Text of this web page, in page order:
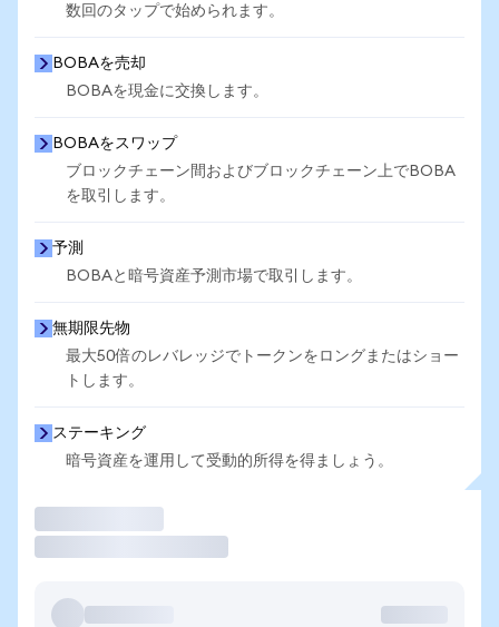
数回のタップで始められます。
BOBAを売却
BOBAを現金に交換します。
BOBAをスワップ
ブロックチェーン間およびブロックチェーン上でBOBA
を取引します。
予測
BOBAと暗号資産予測市場で取引します。
無期限先物
最大50倍のレバレッジでトークンをロングまたはショー
トします。
ステーキング
暗号資産を運用して受動的所得を得ましょう。